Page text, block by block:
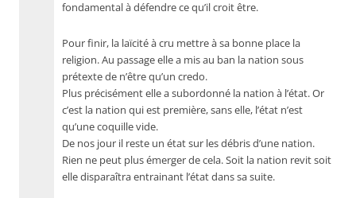
fondamental à défendre ce qu’il croit être.
Pour finir, la laïcité à cru mettre à sa bonne place la
religion. Au passage elle a mis au ban la nation sous
prétexte de n’être qu’un credo.
Plus précisément elle a subordonné la nation à l’état. Or
c’est la nation qui est première, sans elle, l’état n’est
qu’une coquille vide.
De nos jour il reste un état sur les débris d’une nation.
Rien ne peut plus émerger de cela. Soit la nation revit soit
elle disparaîtra entrainant l’état dans sa suite.